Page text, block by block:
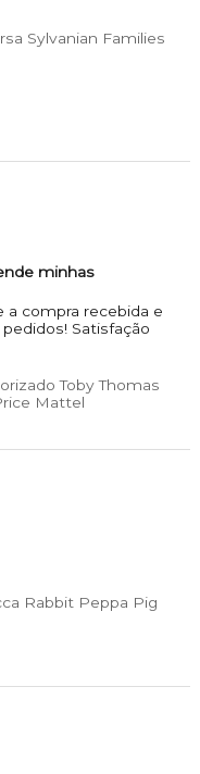
Sylvanian Families
minhas
compra recebida e
Satisfação
Toby Thomas
Mattel
Rabbit Peppa Pig